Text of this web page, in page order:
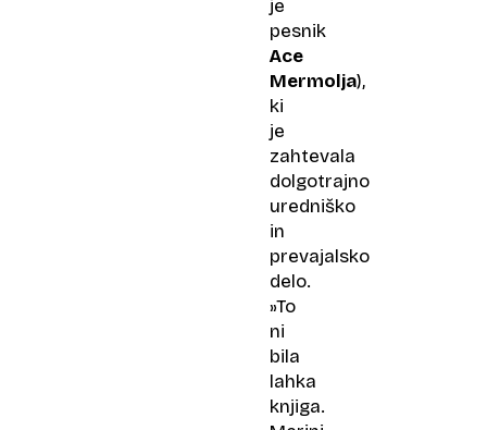
je
pesnik
Ace
Mermolja),
ki
je
zahtevala
dolgotrajno
uredniško
in
prevajalsko
delo.
»To
ni
bila
lahka
knjiga.